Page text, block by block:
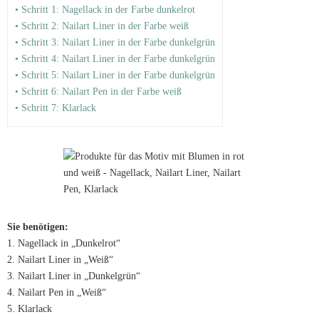
• Schritt 1: Nagellack in der Farbe dunkelrot
• Schritt 2: Nailart Liner in der Farbe weiß
• Schritt 3: Nailart Liner in der Farbe dunkelgrün
• Schritt 4: Nailart Liner in der Farbe dunkelgrün
• Schritt 5: Nailart Liner in der Farbe dunkelgrün
• Schritt 6: Nailart Pen in der Farbe weiß
• Schritt 7: Klarlack
Sie benötigen:
1. Nagellack in „Dunkelrot“
2. Nailart Liner in „Weiß“
3. Nailart Liner in „Dunkelgrün“
4. Nailart Pen in „Weiß“
5. Klarlack